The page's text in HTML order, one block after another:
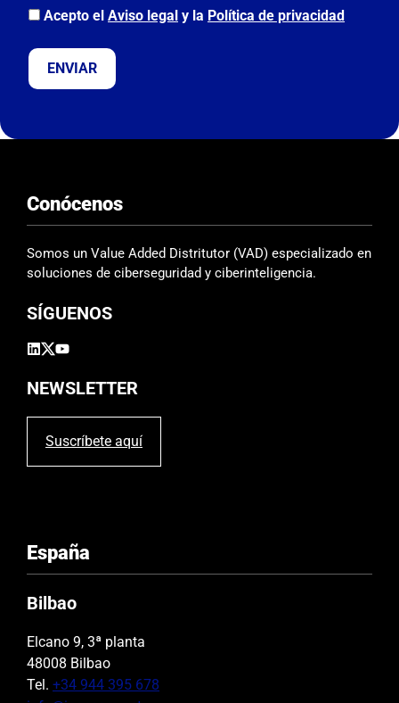
,
e
s
c
a
m
p
v
c
o
.
Acepto el Aviso legal y la Política de privacidad
Conócenos
Somos un Value Added Distritutor (VAD) especializado en
soluciones de ciberseguridad y ciberinteligencia.
SÍGUENOS
NEWSLETTER
Suscríbete aquí
España
Bilbao
Elcano 9, 3ª planta
48008 Bilbao
Tel. +34 944 395 678